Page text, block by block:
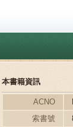
本書籍資訊
ACNO
索書號